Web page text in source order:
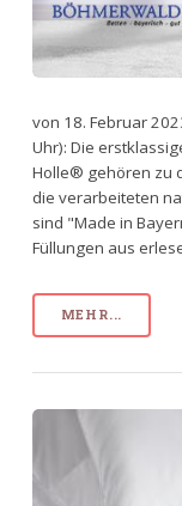
von 18. Februar
Uhr): Die
Holle® gehören zu
die verarbeiteten
sind "Made in
Füllungen aus
MEHR...